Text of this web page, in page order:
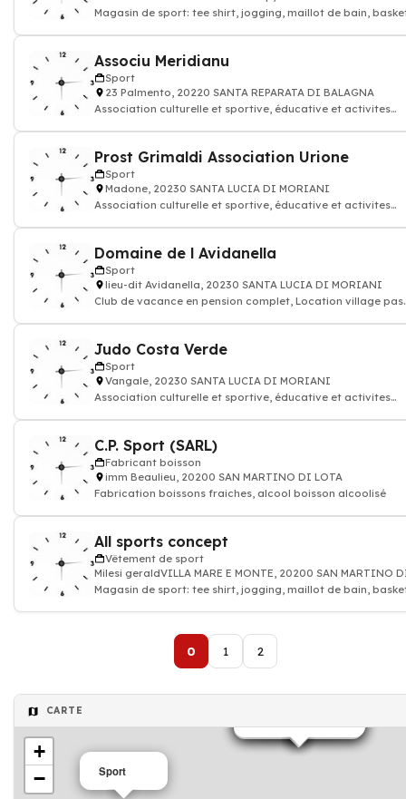
Magasin de sport: tee shirt, jogging, maillot de bain,
Associu Meridianu
Sport
23 Palmento, 20220 SANTA REPARATA DI BALAGNA
Association culturelle et sportive, éducative et activites
Prost Grimaldi Association Urione
Sport
Madone, 20230 SANTA LUCIA DI MORIANI
Association culturelle et sportive, éducative et activites
Domaine de l Avidanella
Sport
lieu-dit Avidanella, 20230 SANTA LUCIA DI MORIANI
Club de vacance en pension complet, Location village pas
Judo Costa Verde
Sport
Vangale, 20230 SANTA LUCIA DI MORIANI
Association culturelle et sportive, éducative et activites
C.P. Sport (SARL)
Fabricant boisson
imm Beaulieu, 20200 SAN MARTINO DI LOTA
Fabrication boissons fraiches, alcool boisson alcoolisé
All sports concept
Vêtement de sport
Milesi geraldVILLA MARE E MONTE, 20200 SAN MARTINO
Magasin de sport: tee shirt, jogging, maillot de bain,
0 1 2
CARTE
Sport
+
−